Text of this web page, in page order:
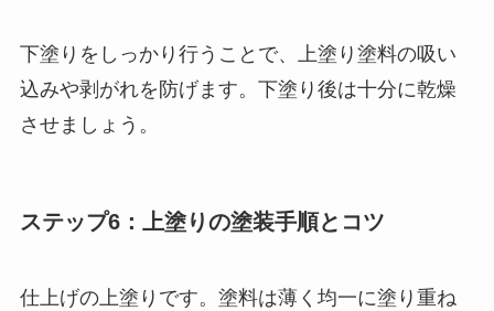
下塗りをしっかり行うことで、上塗り塗料の吸い
込みや剥がれを防げます。下塗り後は十分に乾燥
させましょう。
ステップ6：上塗りの塗装手順とコツ
仕上げの上塗りです。塗料は薄く均一に塗り重ね